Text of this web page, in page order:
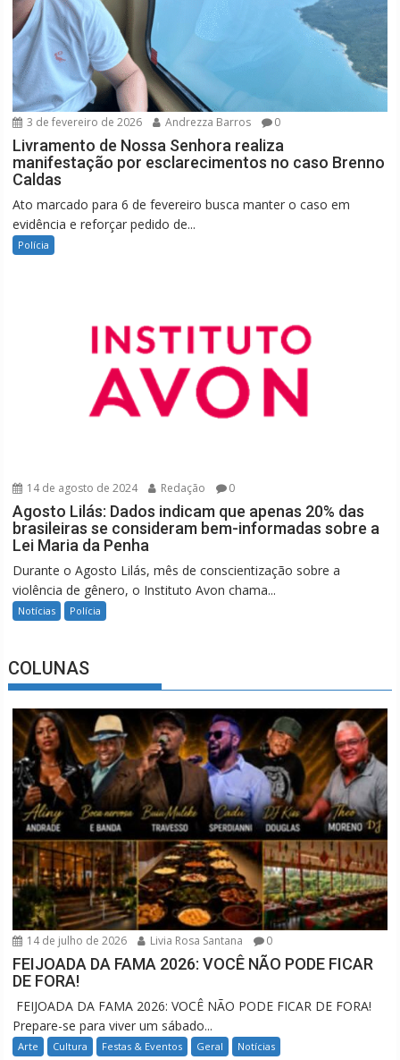
3 de fevereiro de 2026 Andrezza Barros 0
Livramento de Nossa Senhora realiza
manifestação por esclarecimentos no caso Brenno
Caldas
Ato marcado para 6 de fevereiro busca manter o caso em
evidência e reforçar pedido de...
Polícia
14 de agosto de 2024 Redação 0
Agosto Lilás: Dados indicam que apenas 20% das
brasileiras se consideram bem-informadas sobre a
Lei Maria da Penha
Durante o Agosto Lilás, mês de conscientização sobre a
violência de gênero, o Instituto Avon chama...
Notícias Polícia
COLUNAS
14 de julho de 2026 Livia Rosa Santana 0
FEIJOADA DA FAMA 2026: VOCÊ NÃO PODE FICAR
DE FORA!
FEIJOADA DA FAMA 2026: VOCÊ NÃO PODE FICAR DE FORA!
Prepare-se para viver um sábado...
Arte Cultura Festas & Eventos Geral Notícias